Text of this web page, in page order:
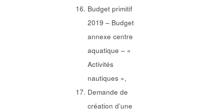
Budget primitif
2019 – Budget
annexe centre
aquatique – «
Activités
nautiques »,
Demande de
création d’une